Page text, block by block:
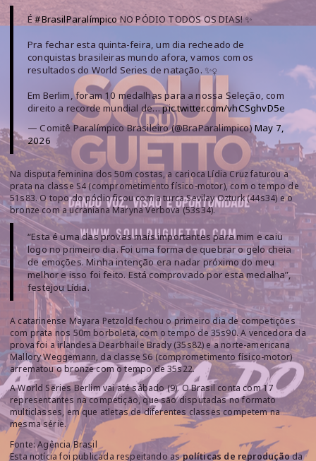
É#BrasilParalímpicoNO PÓDIO TODOS OS DIAS! ✨
Pra fechar esta quinta-feira, um dia recheado de
conquistas brasileiras mundo afora, vamos com os
resultados do World Series de natação. ✨‍♀️
Em Berlim, foram 10 medalhas para a nossa Seleção, com
direito a recorde mundial de…pic.twitter.com/vhCSghvD5e
— Comitê Paralímpico Brasileiro (@BraParalimpico) May 7,
2026
Na disputa feminina dos 50m costas, a carioca Lídia Cruz faturou a
prata na classe S4 (comprometimento físico-motor), com o tempo de
51s83. O topo do pódio ficou com a turca Sevilay Ozturk (44s34) e o
bronze com a ucraniana Maryna Verbova (53s34).
“Esta é uma das provas mais importantes para mim e caiu
logo no primeiro dia. Foi uma forma de quebrar o gelo cheia
de emoções. Minha intenção era nadar próximo do meu
melhor e isso foi feito. Está comprovado por esta medalha”,
festejou Lídia.
A catarinense Mayara Petzold fechou o primeiro dia de competições
com prata nos 50m borboleta, com o tempo de 35s90. A vencedora da
prova foi a irlandesa Dearbhaile Brady (35s82) e a norte-americana
Mallory Weggemann, da classe S6 (comprometimento físico-motor)
arrematou o bronze com o tempo de 35s22.
A World Series Berlim vai até sábado (9). O Brasil conta com 17
representantes na competição, que são disputadas no formato
multiclasses, em que atletas de diferentes classes competem na
mesma série.
Fonte: Agência Brasil
Esta notícia foi publicada respeitando aspolíticas de reproduçãoda